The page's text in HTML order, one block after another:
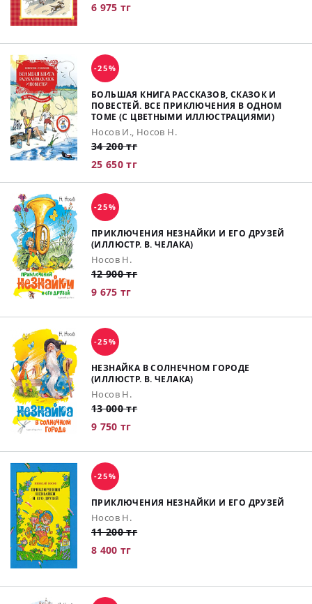
6 975 тг
-25%
БОЛЬШАЯ КНИГА РАССКАЗОВ, СКАЗОК И
ПОВЕСТЕЙ. ВСЕ ПРИКЛЮЧЕНИЯ В ОДНОМ
ТОМЕ (С ЦВЕТНЫМИ ИЛЛЮСТРАЦИЯМИ)
Носов И., Носов Н.
34 200 тг
25 650 тг
-25%
ПРИКЛЮЧЕНИЯ НЕЗНАЙКИ И ЕГО ДРУЗЕЙ
(ИЛЛЮСТР. В. ЧЕЛАКА)
Носов Н.
12 900 тг
9 675 тг
-25%
НЕЗНАЙКА В СОЛНЕЧНОМ ГОРОДЕ
(ИЛЛЮСТР. В. ЧЕЛАКА)
Носов Н.
13 000 тг
9 750 тг
-25%
ПРИКЛЮЧЕНИЯ НЕЗНАЙКИ И ЕГО ДРУЗЕЙ
Носов Н.
11 200 тг
8 400 тг